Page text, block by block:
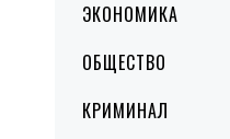
ЭКОНОМИКА
ОБЩЕСТВО
КРИМИНАЛ